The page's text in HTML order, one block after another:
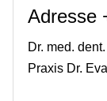
Adresse
Dr. med.
Praxis Dr.